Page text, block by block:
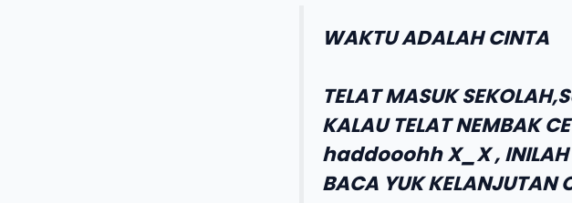
WAKTU ADALAH CINTA
TELAT MASUK
KALAU TELAT NEMBAK
haddooohh X_X , INILAH
BACA YUK KELANJUTAN